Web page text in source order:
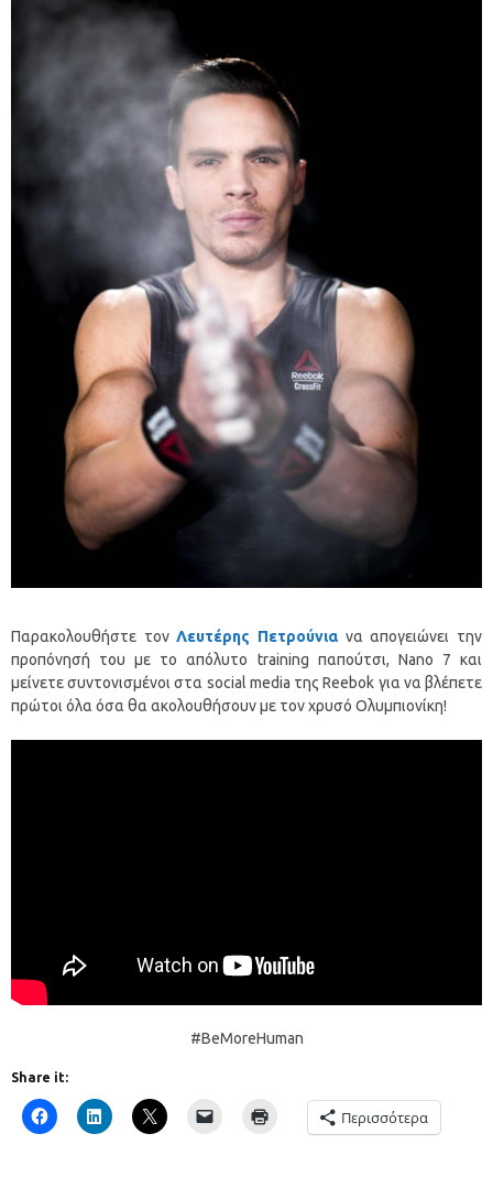
Παρακολουθήστε τονΛευτέρης Πετρούνια να απογειώνει την
προπόνησή του με το απόλυτο training παπούτσι, Nano 7 και
μείνετε συντονισμένοι στα social media της Reebok για να βλέπετε
πρώτοι όλα όσα θα ακολουθήσουν με τον χρυσό Ολυμπιονίκη!
#BeMoreHuman
Share it:
Περισσότερα